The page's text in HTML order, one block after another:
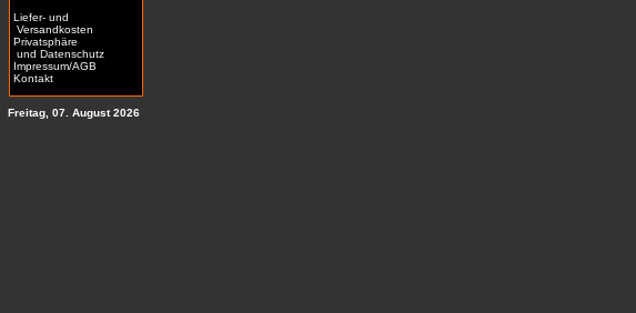
Liefer- und
Versandkosten
Privatsphäre
und Datenschutz
Impressum/AGB
Kontakt
Freitag, 07. August 2026